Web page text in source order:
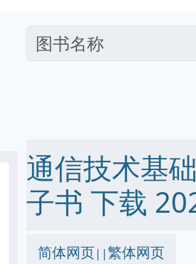
通信技术基
子书 下载
简体网页||繁体网页